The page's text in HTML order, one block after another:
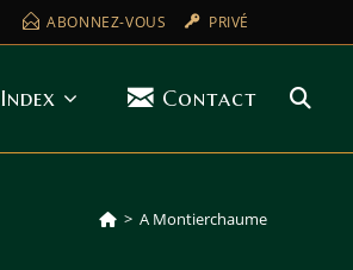
ABONNEZ-VOUS PRIVÉ
Index Contact
> A Montierchaume